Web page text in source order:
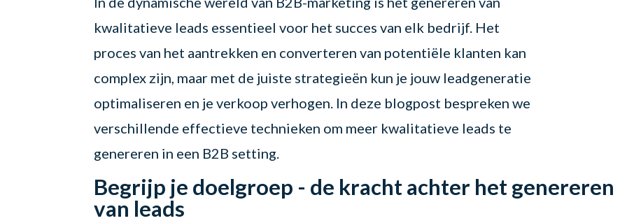
kwalitatieve leads essentieel voor het succes van elk bedrijf. Het
proces van het aantrekken en converteren van potentiële klanten kan
complex zijn, maar met de juiste strategieën kun je jouw leadgeneratie
optimaliseren en je verkoop verhogen. In deze blogpost bespreken we
verschillende effectieve technieken om meer kwalitatieve leads te
genereren in een B2B setting.
Begrijp je doelgroep - de kracht achter het genereren
van leads